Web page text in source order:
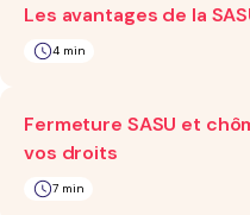
Les avantages de la
4 min
Fermeture SASU et
vos droits
7 min